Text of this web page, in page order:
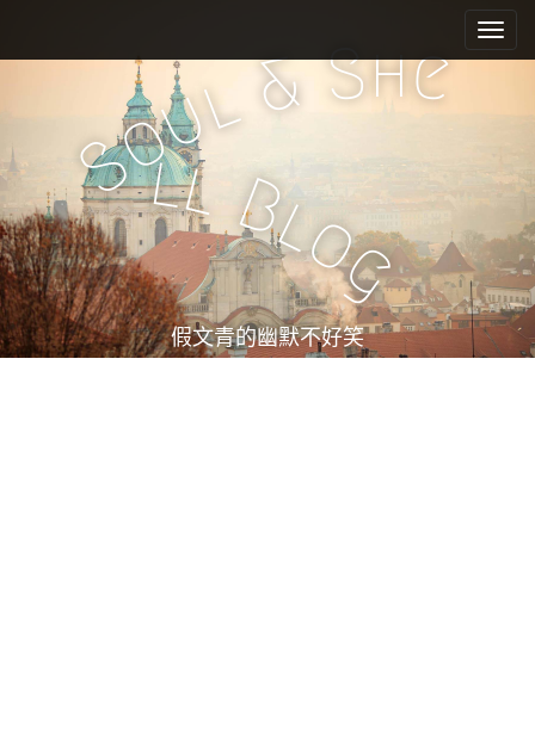
e
n
u
i
c
n
t
e
n
t
Soul&She
ll Bl
og
假文青的幽默不好笑